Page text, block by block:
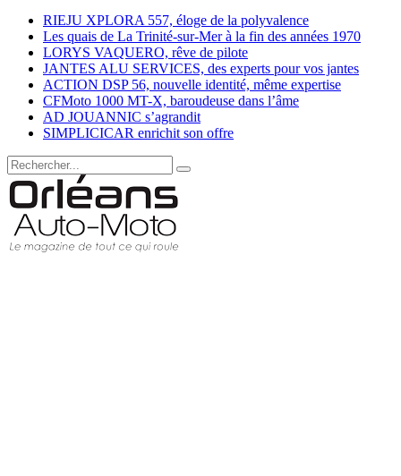
RIEJU XPLORA 557, éloge de la polyvalence
Les quais de La Trinité-sur-Mer à la fin des années 1970
LORYS VAQUERO, rêve de pilote
JANTES ALU SERVICES, des experts pour vos jantes
ACTION DSP 56, nouvelle identité, même expertise
CFMoto 1000 MT-X, baroudeuse dans l’âme
AD JOUANNIC s’agrandit
SIMPLICICAR enrichit son offre